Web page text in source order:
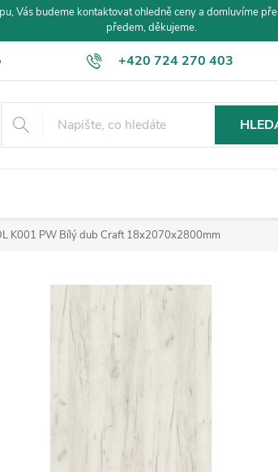
Vás budeme kontaktovat ohledně ceny a domluvíme
předem, děkujeme.
+420 724 270 403
A PLATBA
K001 PW Bílý dub Craft 18x2070x2800mm